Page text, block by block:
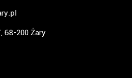
68-200 Żary